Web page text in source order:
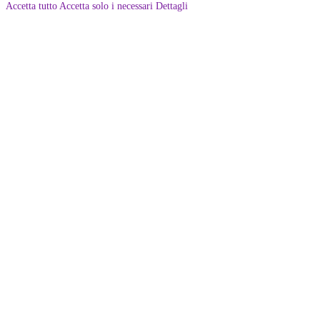
Accetta tutto Accetta solo i necessari Dettagli